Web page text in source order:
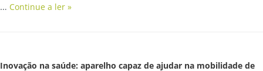
… Continue a ler »
Inovação na saúde: aparelho capaz de ajudar na mobilidade de